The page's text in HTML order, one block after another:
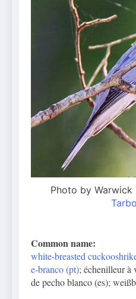
Photo by Warwick
Common name:
white-breasted
e-branco (pt); échenilleur à
de pecho blanco (es);